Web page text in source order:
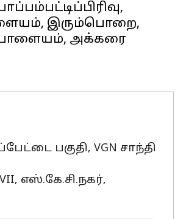
இரும்பொறை,
அக்கரை
பகுதி, VGN சாந்தி
எஸ்.கே.சி.நகர்,